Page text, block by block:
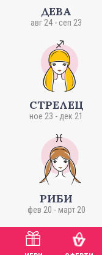
ДЕВА
авг 24 - сеп 23
СТРЕЛЕЦ
ное 23 - дек 21
РИБИ
фев 20 - март 20